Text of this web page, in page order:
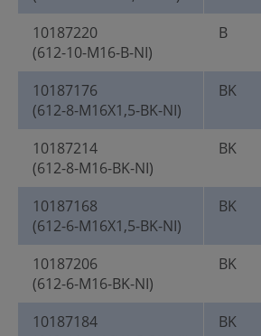
10187220
(612-10-M16-B-NI)
B
10187176
(612-8-M16X1,5-BK-NI)
BK
10187214
(612-8-M16-BK-NI)
BK
10187168
(612-6-M16X1,5-BK-NI)
BK
10187206
(612-6-M16-BK-NI)
BK
10187184
BK